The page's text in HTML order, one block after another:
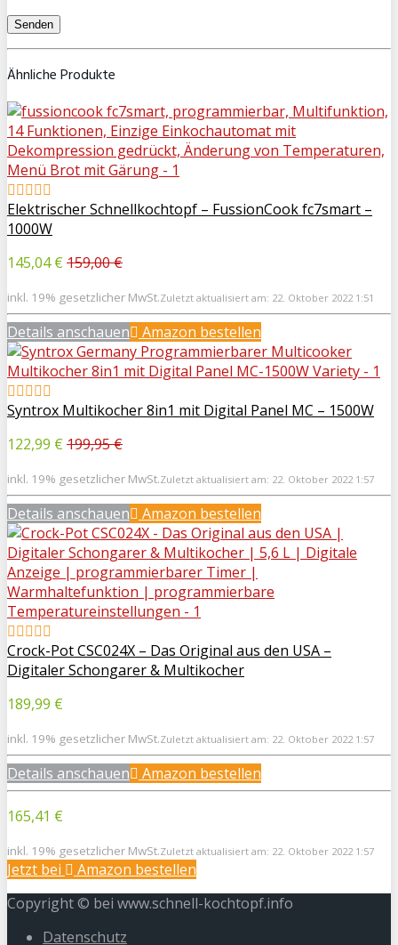
Ähnliche Produkte
Elektrischer Schnellkochtopf – FussionCook fc7smart –
1000W
145,04 € 159,00 €
inkl. 19% gesetzlicher MwSt.Zuletzt aktualisiert am: 22. Oktober 2022 1:51
Details anschauen Amazon bestellen
Syntrox Multikocher 8in1 mit Digital Panel MC – 1500W
122,99 € 199,95 €
inkl. 19% gesetzlicher MwSt.Zuletzt aktualisiert am: 22. Oktober 2022 1:57
Details anschauen Amazon bestellen
Crock-Pot CSC024X – Das Original aus den USA –
Digitaler Schongarer & Multikocher
189,99 €
inkl. 19% gesetzlicher MwSt.Zuletzt aktualisiert am: 22. Oktober 2022 1:57
Details anschauen Amazon bestellen
165,41 €
inkl. 19% gesetzlicher MwSt.Zuletzt aktualisiert am: 22. Oktober 2022 1:57
Jetzt bei
Amazon bestellen
Copyright © bei www.schnell-kochtopf.info
Datenschutz